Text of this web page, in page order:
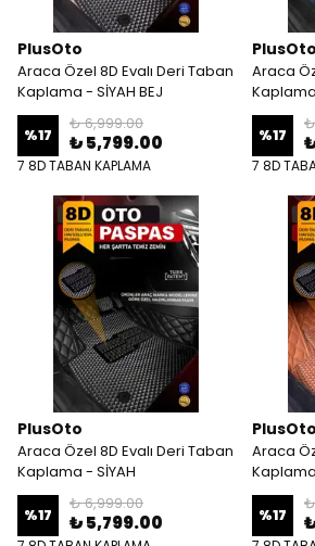
PlusOto
Araca Özel 8D Evalı Deri Taban
Kaplama - SİYAH BEJ
%17
₺ 6,999.00
₺ 5,799.00
7 8D TABAN KAPLAMA
PlusOto
Araca
Kaplama
%17
7 8D
PlusOto
Araca Özel 8D Evalı Deri Taban
Kaplama - SİYAH
%17
₺ 6,999.00
₺ 5,799.00
PlusOto
Araca
%17